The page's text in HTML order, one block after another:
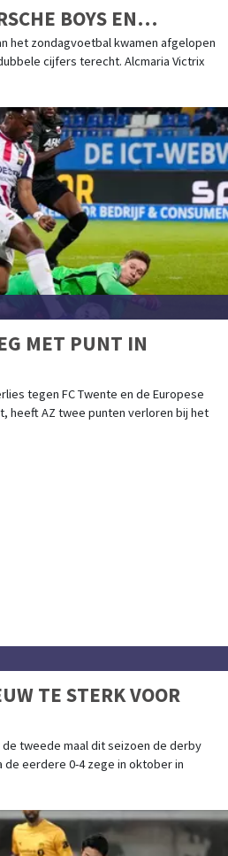
BOYS EN
DE PUNTEN
het zondagvoetbal kwamen afgelopen
cijfers terecht. Alcmaria Victrix
MET PUNT IN
tegen FC Twente en de Europese
heeft AZ twee punten verloren bij het
TE STERK VOOR
de tweede maal dit seizoen de derby
de eerdere 0-4 zege in oktober in